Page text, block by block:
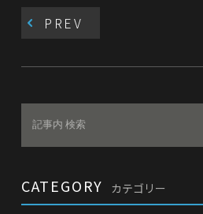
PREV
CATEGORY カテゴリー